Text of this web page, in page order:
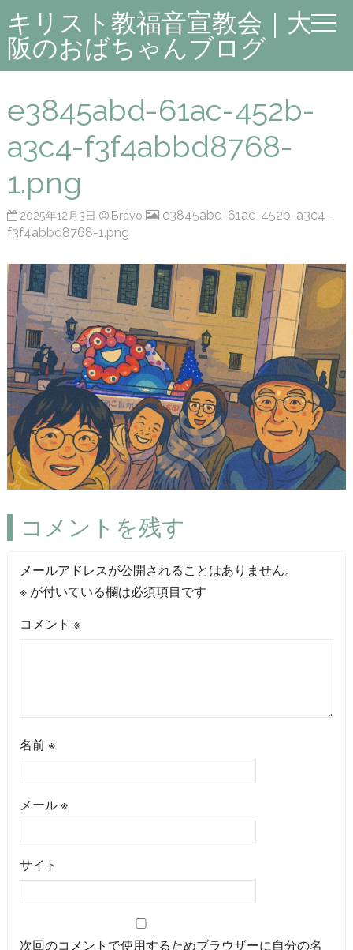
キリスト教福音宣教会｜大
阪のおばちゃんブログ
e3845abd-61ac-452b-
a3c4-f3f4abbd8768-
1.png
2025年12月3日 Bravo
e3845abd-61ac-452b-a3c4-
f3f4abbd8768-1.png
コメントを残す
メールアドレスが公開されることはありません。
※が付いている欄は必須項目です
コメント ※
名前 ※
メール ※
サイト
次回のコメントで使用するためブラウザーに自分の名